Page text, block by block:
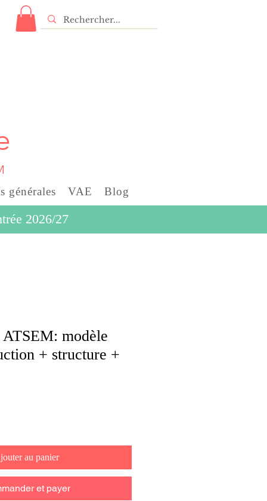
générales VAE Blog
2026/27
modèle
+ structure +
au panier
et payer